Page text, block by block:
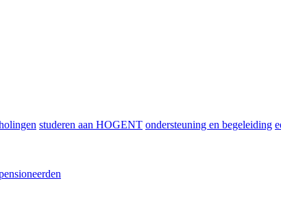
studeren aan HOGENT ondersteuning en begeleiding